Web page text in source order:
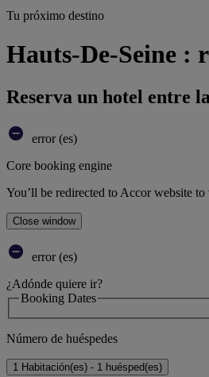
Tu próximo destino
Hauts-De-Seine :
Reserva un hotel entre
error (es)
Core booking engine
You’ll be redirected to Accor website
Close window
error (es)
¿Adónde quiere ir?
Booking Dates
Número de huéspedes
1 Habitación(es) - 1 huésped(es)